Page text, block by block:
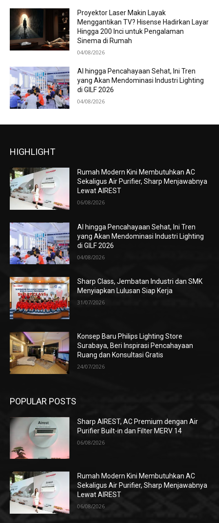
Proyektor Laser Makin Layak
Menggantikan TV? Hisense Hadirkan Layar
Hingga 200 Inci untuk Pengalaman
Sinema di Rumah
04/08/2026
AI hingga Pencahayaan Sehat, Ini Tren
yang Akan Mendominasi Industri Lighting
di GILF 2026
04/08/2026
HIGHLIGHT
Rumah Modern Kini Membutuhkan AC
Sekaligus Air Purifier, Sharp Menjawabnya
Lewat AIREST
06/08/2026
AI hingga Pencahayaan Sehat, Ini Tren
yang Akan Mendominasi Industri Lighting
di GILF 2026
04/08/2026
Sharp Class, Jembatan Industri dan SMK
Menyiapkan Lulusan Siap Kerja
31/07/2026
Konsep Baru Philips Lighting Store
Surabaya, Beri Inspirasi Pencahayaan
Ruang dan Konsultasi Gratis
24/07/2026
POPULAR POSTS
Sharp AIREST, AC Premium dengan Air
Purifier Built-in dan Filter MERV 14
06/08/2026
Rumah Modern Kini Membutuhkan AC
Sekaligus Air Purifier, Sharp Menjawabnya
Lewat AIREST
06/08/2026